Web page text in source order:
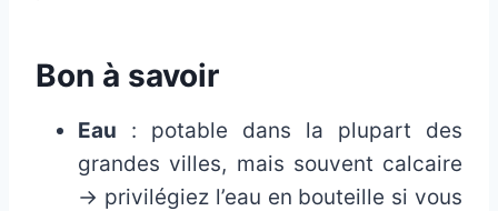
Bon à savoir
Eau : potable dans la plupart des
grandes villes, mais souvent calcaire
→ privilégiez l’eau en bouteille si vous